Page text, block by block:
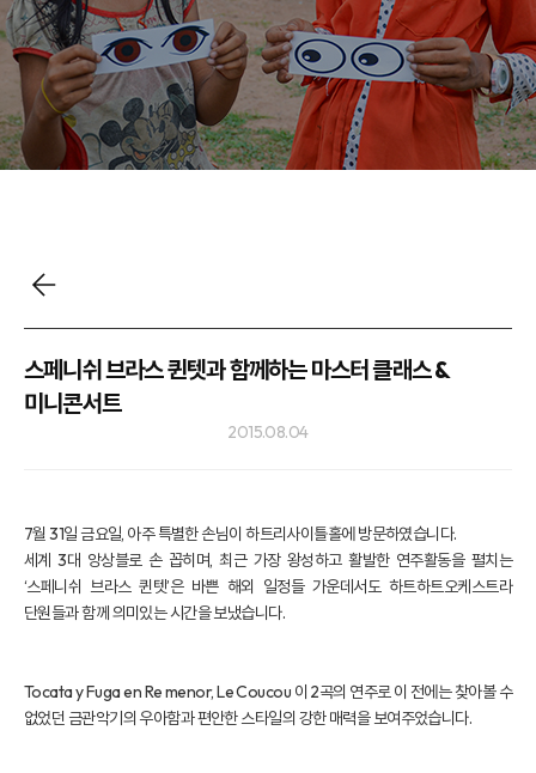
사업소식
스페니쉬 브라스 퀸텟과 함께하는 마스터 클래스 &
미니콘서트
2015.08.04
7월 31일 금요일, 아주 특별한 손님이 하트리사이틀홀에 방문하였습니다.
세계 3대 앙상블로 손 꼽히며, 최근 가장 왕성하고 활발한 연주활동을 펼치는
‘스페니쉬 브라스 퀸텟’은 바쁜 해외 일정들 가운데서도 하트하트오케스트라
단원들과 함께 의미있는 시간을 보냈습니다.
Tocata y Fuga en Re menor, Le Coucou 이 2곡의 연주로 이 전에는 찾아볼 수
없었던 금관악기의 우아함과 편안한 스타일의 강한 매력을 보여주었습니다.